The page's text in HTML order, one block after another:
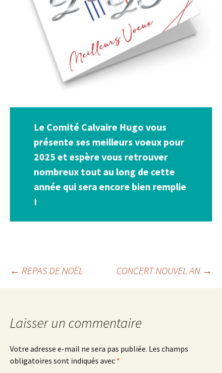
Le Comité Calvaire Hugo vous
présente ses meilleurs voeux pour
2025 et espère vous retrouver
nombreux tout au long de cette
année qui sera encore bien remplie
!
Navigation
des
articles
← REPAS DE NOËL CONCERT NOUVEL AN →
Laisser un commentaire
Votre adresse e-mail ne sera pas publiée. Les champs
obligatoires sont indiqués avec *